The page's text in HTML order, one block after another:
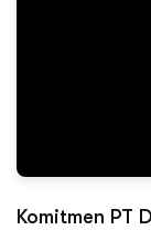
Komitmen PT